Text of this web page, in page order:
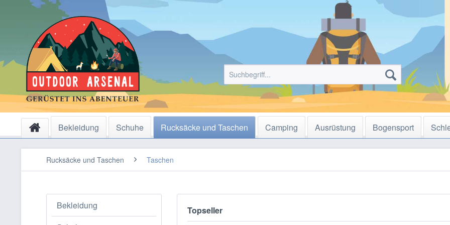
Bekleidung Schuhe Rucksäcke und Taschen Camping Ausrüstung Bogensport
Rucksäcke und Taschen Taschen
Bekleidung
Topseller